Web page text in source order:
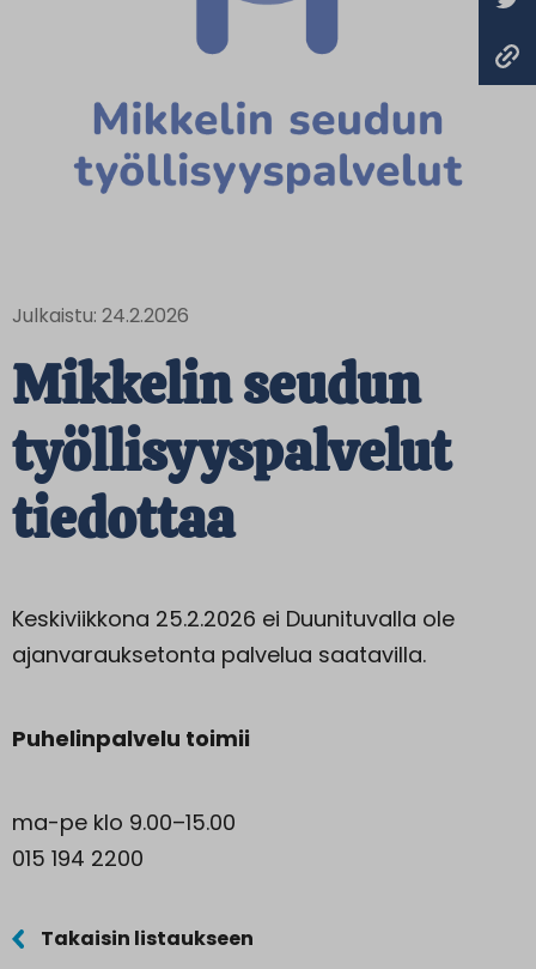
Julkaistu: 24.2.2026
Mikkelin seudun
työllisyyspalvelut
tiedottaa
Keskiviikkona 25.2.2026 ei Duunituvalla ole
ajanvarauksetonta palvelua saatavilla.
Puhelinpalvelu toimii
ma-pe klo 9.00–15.00
015 194 2200
Takaisin listaukseen